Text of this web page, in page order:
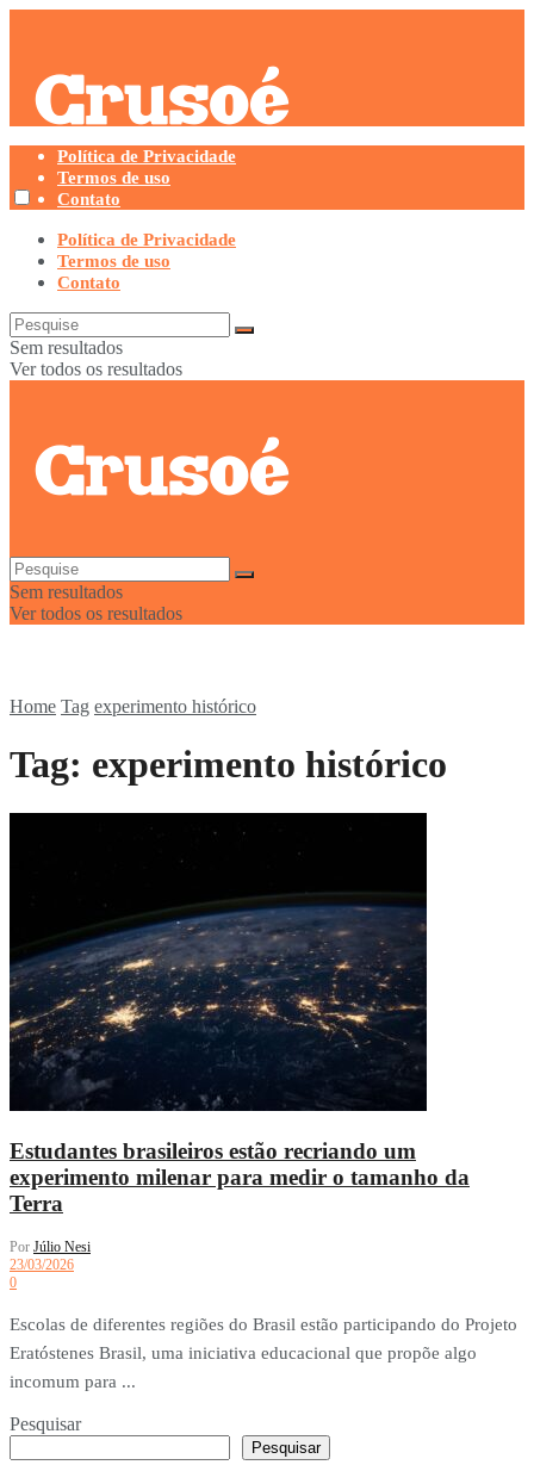
Política de Privacidade
Termos de uso
Contato
Política de Privacidade
Termos de uso
Contato
Sem resultados
Ver todos os resultados
Sem resultados
Ver todos os resultados
Home Tag experimento histórico
Tag: experimento histórico
Estudantes brasileiros estão recriando um
experimento milenar para medir o tamanho da
Terra
Por Júlio Nesi
23/03/2026
0
Escolas de diferentes regiões do Brasil estão participando do Projeto
Eratóstenes Brasil, uma iniciativa educacional que propõe algo
incomum para ...
Pesquisar
Pesquisar